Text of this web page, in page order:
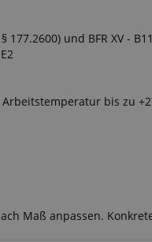
177.2600) und BFR XV - B11
bis zu
Maß anpassen.